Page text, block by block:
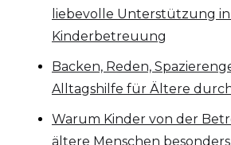
liebevolle Unterstützung
Kinderbetreuung
Backen, Reden,
Alltagshilfe für Ältere
Warum Kinder von der
ältere Menschen